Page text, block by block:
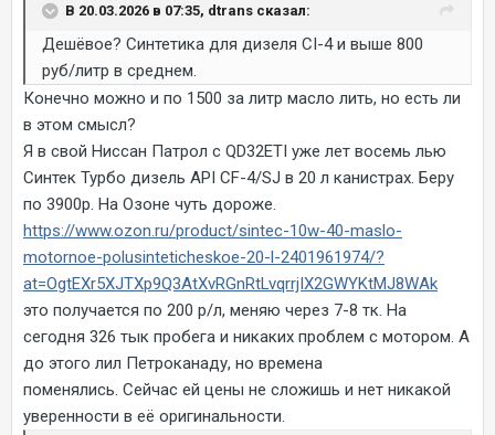
В 20.03.2026 в 07:35, dtrans сказал:
Дешёвое? Синтетика для дизеля СI-4 и выше 800
руб/литр в среднем.
Конечно можно и по 1500 за литр масло лить, но есть ли
в этом смысл?
Я в свой Ниссан Патрол с QD32ETI уже лет восемь лью
Синтек Турбо дизель API CF-4/SJ в 20 л канистрах. Беру
по 3900р. На Озоне чуть дороже.
https://www.ozon.ru/product/sintec-10w-40-maslo-
motornoe-polusinteticheskoe-20-l-2401961974/?
at=OgtEXr5XJTXp9Q3AtXvRGnRtLvqrrjIX2GWYKtMJ8WAk
это получается по 200 р/л, меняю через 7-8 тк. На
сегодня 326 тык пробега и никаких проблем с мотором. А
до этого лил Петроканаду, но времена
поменялись. Сейчас ей цены не сложишь и нет никакой
уверенности в её оригинальности.